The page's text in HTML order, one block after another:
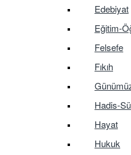
Edebiyat
Eğitim-
Felsefe
Fıkıh
Hadis-
Hayat
Hukuk